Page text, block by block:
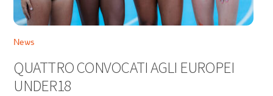
News
QUATTRO CONVOCATI AGLI EUROPEI
UNDER18